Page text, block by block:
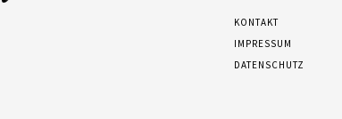
KONTAKT
IMPRESSUM
DATENSCHUTZ